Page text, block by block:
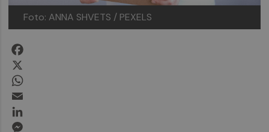
Foto: ANNA SHVETS / PEXELS